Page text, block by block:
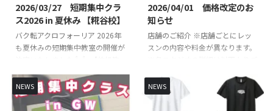
2026/03/27 短期集中クラ
ス2026 in 夏休み 【糀谷校】
バク転アクロフォーリア 2026年
も夏休みの短期集中教室の開催が
宙短期集中クラス】【アクロバッ
ト短期集中クラス】を開講いたし
ます！バク転を出来るようになり
2026/04/01 価格改定のお
知らせ
店舗のご紹介 ※店舗ごとにレッ
スンの内容や料金が異なります。
校 （直営校） FOREAL京急蒲田校
のレッスンスケジュールや開講ク
NEWS NEWS